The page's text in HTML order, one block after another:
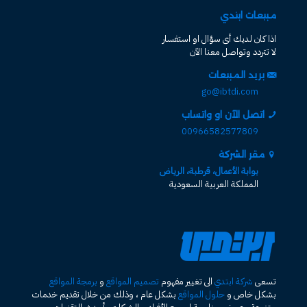
مبيعات ابتدي
اذا كان لديك أى سؤال او استفسار
لا تتردد وتواصل معنا الآن
بريد المبيعات
go@ibtdi.com
اتصل الآن او واتساب
00966582577809
مقر الشركة
بوابة الأعمال، قرطبة، الرياض
المملكة العربية السعودية
تسعى شركة ابتدي الى تغيير مفهوم تصميم المواقع و برمجة المواقع
بشكل خاص و حلول المواقع بشكل عام ، وذلك من خلال تقديم خدمات